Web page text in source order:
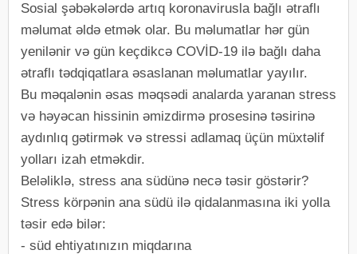
Sosial şəbəkələrdə artıq koronavirusla bağlı ətraflı
məlumat əldə etmək olar. Bu məlumatlar hər gün
yenilənir və gün keçdikcə COVİD-19 ilə bağlı daha
ətraflı tədqiqatlara əsaslanan məlumatlar yayılır.
Bu məqalənin əsas məqsədi analarda yaranan stress
və həyəcan hissinin əmizdirmə prosesinə təsirinə
aydınlıq gətirmək və stressi adlamaq üçün müxtəlif
yolları izah etməkdir.
Beləliklə, stress ana südünə necə təsir göstərir?
Stress körpənin ana südü ilə qidalanmasına iki yolla
təsir edə bilər:
- süd ehtiyatınızın miqdarına